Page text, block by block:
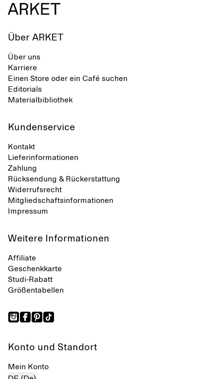
Über ARKET
Über uns
Karriere
Einen Store oder ein Café suchen
Editorials
Materialbibliothek
Kundenservice
Kontakt
Lieferinformationen
Zahlung
Rücksendung & Rückerstattung
Widerrufsrecht
Mitgliedschaftsinformationen
Impressum
Weitere Informationen
Affiliate
Geschenkkarte
Studi-Rabatt
Größentabellen
Konto und Standort
Mein Konto